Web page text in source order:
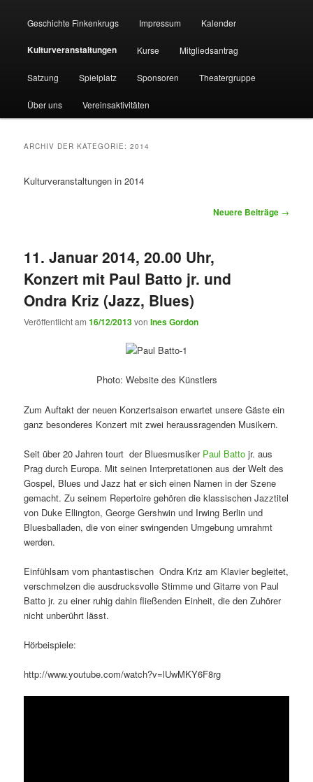
Geschichte Finkenkrugs Impressum Kalender
Kulturveranstaltungen Kurse Mitgliedsantrag
Satzung Spielplatz Sponsoren Theatergruppe
Über uns Vereinsaktivitäten
ARCHIV DER KATEGORIE:2014
Kulturveranstaltungen in 2014
Neuere Beiträge →
11. Januar 2014, 20.00 Uhr,
Konzert mit Paul Batto jr. und
Ondra Kriz (Jazz, Blues)
Veröffentlicht am16/12/2013vonInes Gordon
Photo: Website des Künstlers
Zum Auftakt der neuen Konzertsaison erwartet unsere Gäste ein
ganz besonderes Konzert mit zwei heraussragenden Musikern.
Seit über 20 Jahren tourt der Bluesmusiker Paul Batto jr. aus
Prag durch Europa. Mit seinen Interpretationen aus der Welt des
Gospel, Blues und Jazz hat er sich einen Namen in der Szene
gemacht. Zu seinem Repertoire gehören die klassischen Jazztitel
von Duke Ellington, George Gershwin und Irwing Berlin und
Bluesballaden, die von einer swingenden Umgebung umrahmt
werden.
Einfühlsam vom phantastischen Ondra Kriz am Klavier begleitet,
verschmelzen die ausdrucksvolle Stimme und Gitarre von Paul
Batto jr. zu einer ruhig dahin fließenden Einheit, die den Zuhörer
nicht unberührt lässt.
Hörbeispiele:
http://www.youtube.com/watch?v=lUwMKY6F8rg